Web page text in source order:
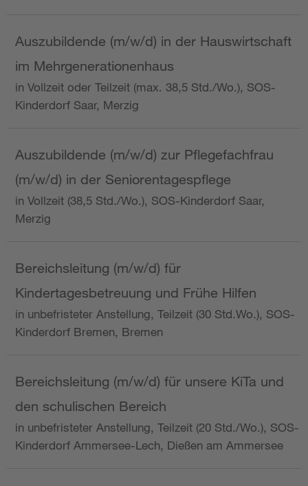
Auszubildende (m/w/d) in der Hauswirtschaft
im Mehrgenerationenhaus
in Vollzeit oder Teilzeit (max. 38,5 Std./Wo.), SOS-
Kinderdorf Saar, Merzig
Auszubildende (m/w/d) zur Pflegefachfrau
(m/w/d) in der Seniorentagespflege
in Vollzeit (38,5 Std./Wo.), SOS-Kinderdorf Saar,
Merzig
Bereichsleitung (m/w/d) für
Kindertagesbetreuung und Frühe Hilfen
in unbefristeter Anstellung, Teilzeit (30 Std.Wo.), SOS-
Kinderdorf Bremen, Bremen
Bereichsleitung (m/w/d) für unsere KiTa und
den schulischen Bereich
in unbefristeter Anstellung, Teilzeit (20 Std./Wo.), SOS-
Kinderdorf Ammersee-Lech, Dießen am Ammersee